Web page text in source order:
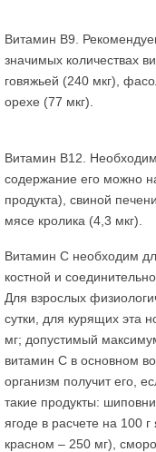
Витамин В9.
значимых количествах
говяжьей (240 мкг),
орехе (77 мкг).
Витамин В12.
содержание его можно
продукта), свиной
мясе кролика (4,3 мкг).
Витамин С необходим
костной и
Для взрослых
сутки, для курящих эта
мг; допустимый
витамин С в основном
организм получит его,
такие продукты:
ягоде в расчете на 100
красном – 250 мг),